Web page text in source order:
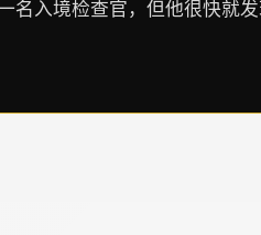
入境检查官，但他很快就